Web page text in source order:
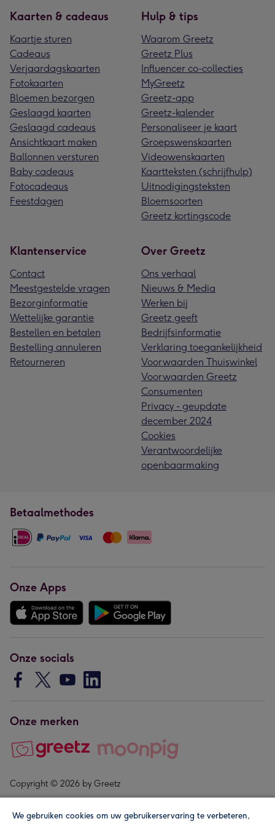
Kaarten & cadeaus
Kaartje sturen
Cadeaus
Verjaardagskaarten
Fotokaarten
Bloemen bezorgen
Geslaagd kaarten
Geslaagd cadeaus
Ansichtkaart maken
Ballonnen versturen
Baby cadeaus
Fotocadeaus
Feestdagen
Hulp & tips
Waarom Greetz
Greetz Plus
Influencer co-collecties
MyGreetz
Greetz-app
Greetz-kalender
Personaliseer je kaart
Groepswenskaarten
Videowenskaarten
Kaartteksten (schrijfhulp)
Uitnodigingsteksten
Bloemsoorten
Greetz kortingscode
Klantenservice
Contact
Meestgestelde vragen
Bezorginformatie
Wettelijke garantie
Bestellen en betalen
Bestelling annuleren
Retourneren
Over Greetz
Ons verhaal
Nieuws & Media
Werken bij
Greetz geeft
Bedrijfsinformatie
Verklaring toegankelijkheid
Voorwaarden Thuiswinkel
Voorwaarden Greetz
Consumenten
Privacy - geupdate
december 2024
Cookies
Verantwoordelijke
openbaarmaking
Betaalmethodes
Onze Apps
Onze socials
Onze merken
Copyright © 2026 by Greetz
We gebruiken cookies om uw gebruikerservaring te verbeteren,